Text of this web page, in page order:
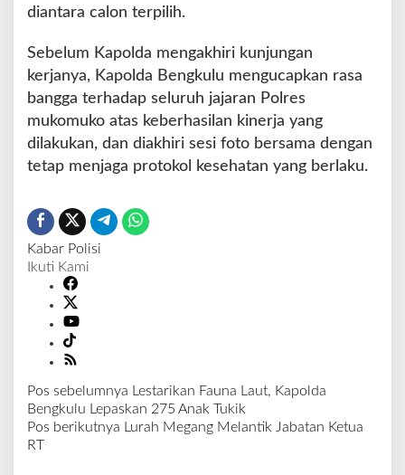
diantara calon terpilih.
Sebelum Kapolda mengakhiri kunjungan
kerjanya, Kapolda Bengkulu mengucapkan rasa
bangga terhadap seluruh jajaran Polres
mukomuko atas keberhasilan kinerja yang
dilakukan, dan diakhiri sesi foto bersama dengan
tetap menjaga protokol kesehatan yang berlaku.
Kabar Polisi
Ikuti Kami
N
a
v
Pos sebelumnya Lestarikan Fauna Laut, Kapolda
Bengkulu Lepaskan 275 Anak Tukik
Pos berikutnya Lurah Megang Melantik Jabatan Ketua
RT